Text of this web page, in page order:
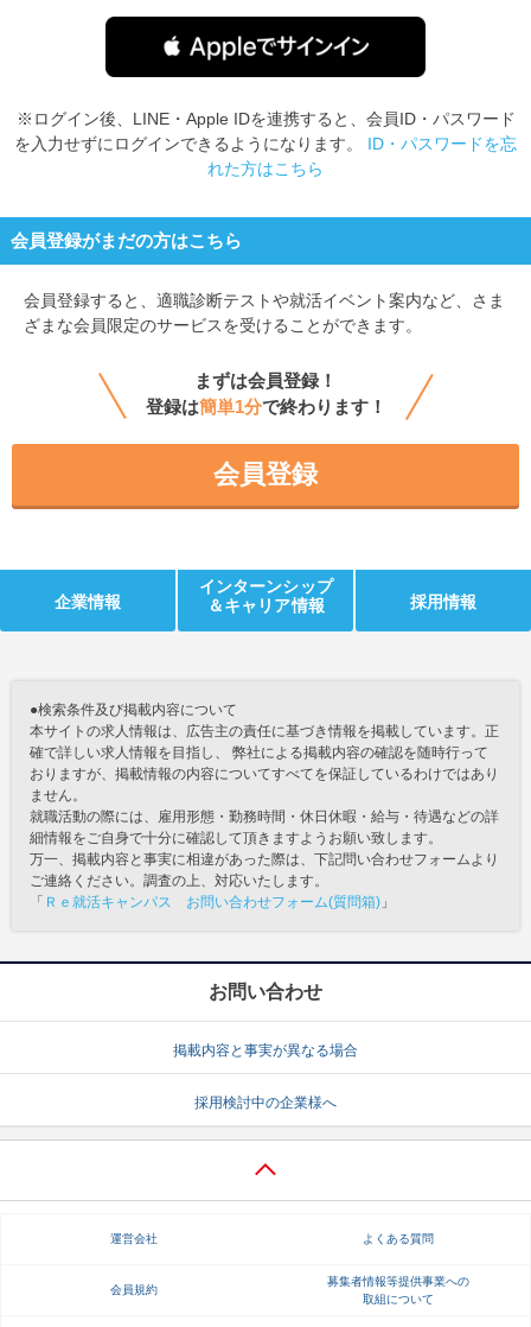
※ログイン後、LINE・Apple IDを連携すると、会員ID・パスワード
を入力せずにログインできるようになります。 ID・パスワードを忘
れた方はこちら
会員登録がまだの方はこちら
会員登録すると、 適職診断テストや就活イベント案内など、さま
ざまな会員限定のサービスを受けることができます。
まずは会員登録！
登録は簡単1分で終わります！
会員登録
企業情報
インターンシップ
＆キャリア情報
採用情報
●検索条件及び掲載内容について
本サイトの求人情報は、広告主の責任に基づき情報を掲載しています。正
確で詳しい求人情報を目指し、 弊社による掲載内容の確認を随時行って
おりますが、掲載情報の内容についてすべてを保証しているわけではあり
ません。
就職活動の際には、雇用形態・勤務時間・休日休暇・給与・待遇などの詳
細情報をご自身で十分に確認して頂きますようお願い致します。
万一、掲載内容と事実に相違があった際は、下記問い合わせフォームより
ご連絡ください。調査の上、対応いたします。
「 Ｒｅ就活キャンパス お問い合わせフォーム(質問箱) 」
お問い合わせ
掲載内容と事実が異なる場合
採用検討中の企業様へ
運営会社 よくある質問
会員規約
募集者情報等提供事業への
取組について